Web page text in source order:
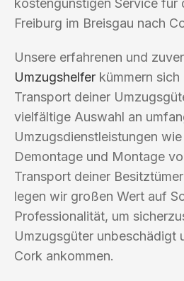
kostengünstigen Service für
Freiburg im Breisgau nach
Unsere erfahrenen und
Umzugshelfer kümmern sich
Transport deiner
vielfältige Auswahl an
Umzugsdienstleistungen
Demontage und Montage
Transport deiner
legen wir großen Wert auf
Professionalität, um
Umzugsgüter unbeschädigt
Cork ankommen.